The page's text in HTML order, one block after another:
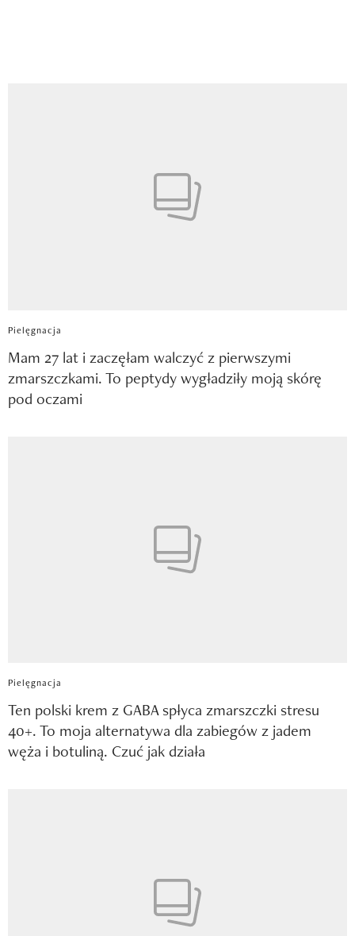
Pielęgnacja
Mam 27 lat i zaczęłam walczyć z pierwszymi
zmarszczkami. To peptydy wygładziły moją skórę
pod oczami
Pielęgnacja
Ten polski krem z GABA spłyca zmarszczki stresu
40+. To moja alternatywa dla zabiegów z jadem
węża i botuliną. Czuć jak działa